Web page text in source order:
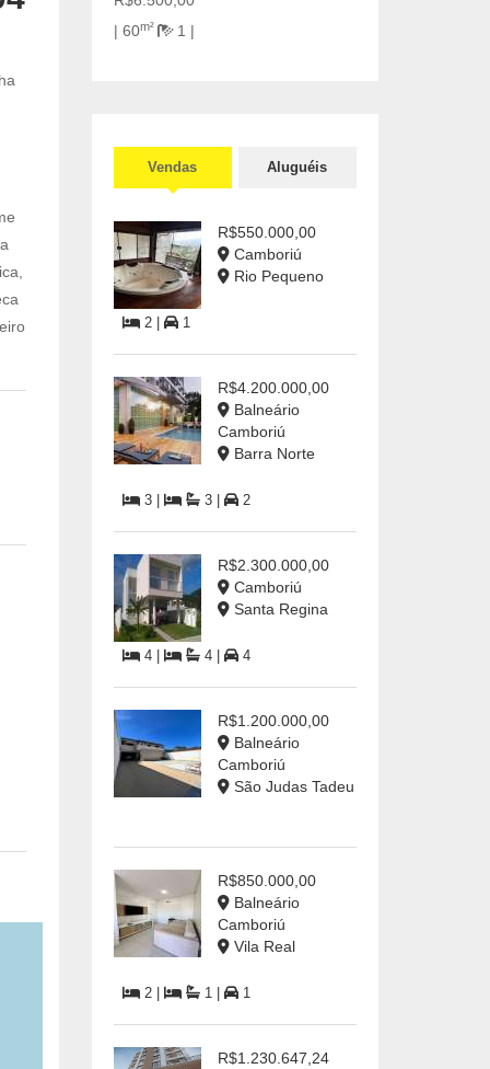
| 60m² 1 |
Vendas Aluguéis
R$550.000,00
Camboriú
Rio Pequeno
2 | 1
R$4.200.000,00
Balneário
Camboriú
Barra Norte
3 | 3 | 2
R$2.300.000,00
Camboriú
Santa Regina
4 | 4 | 4
R$1.200.000,00
Balneário
Camboriú
São Judas Tadeu
R$850.000,00
Balneário
Camboriú
Vila Real
2 | 1 | 1
R$1.230.647,24